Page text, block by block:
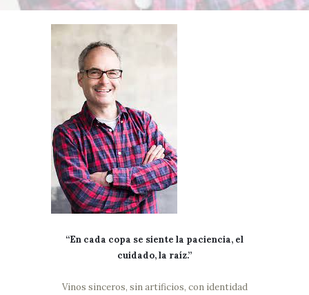
“En cada copa se siente la paciencia, el
cuidado, la raíz.”
Vinos sinceros, sin artificios, con identidad